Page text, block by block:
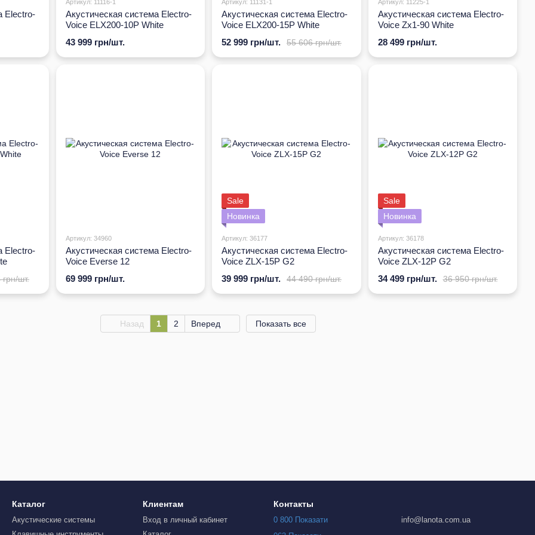
Electro-
Артикул: 11116-1
Акустическая система Electro-
Voice ELX200-10P White
43 999 грн/шт.
Артикул: 11131-1
Акустическая система Electro-
Voice ELX200-15P White
55 606 грн/шт.
52 999 грн/шт.
Артикул: 11225-1
Акустическая система Electro-
Voice Zx1-90 White
28 499 грн/шт.
Electro-
шт.
Артикул: 34960
Акустическая система Electro-
Voice Everse 12
69 999 грн/шт.
Sale
Новинка
Артикул: 36177
Акустическая система Electro-
Voice ZLX-15P G2
44 490 грн/шт.
39 999 грн/шт.
Sale
Новинка
Артикул: 36178
Акустическая система Electro-
Voice ZLX-12P G2
36 950 грн/шт.
34 499 грн/шт.
Назад 1 2 Вперед Показать все
Каталог
Акустические системы
Клиентам
Вход в личный кабинет
Контакты
0 800 Показати
info@lanota.com.ua